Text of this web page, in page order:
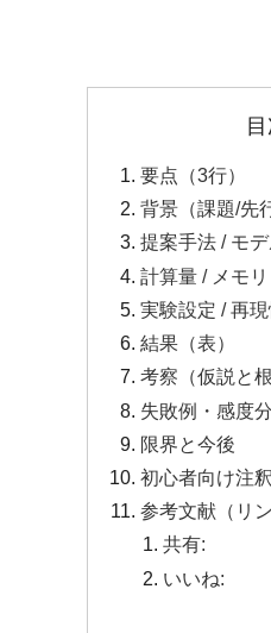
要点（3行）
背景（課題/先
提案手法 / モ
計算量 / メモ
実験設定 / 再
結果（表）
考察（仮説と
失敗例・感度
限界と今後
初心者向け注釈
参考文献（リ
共有:
いいね: